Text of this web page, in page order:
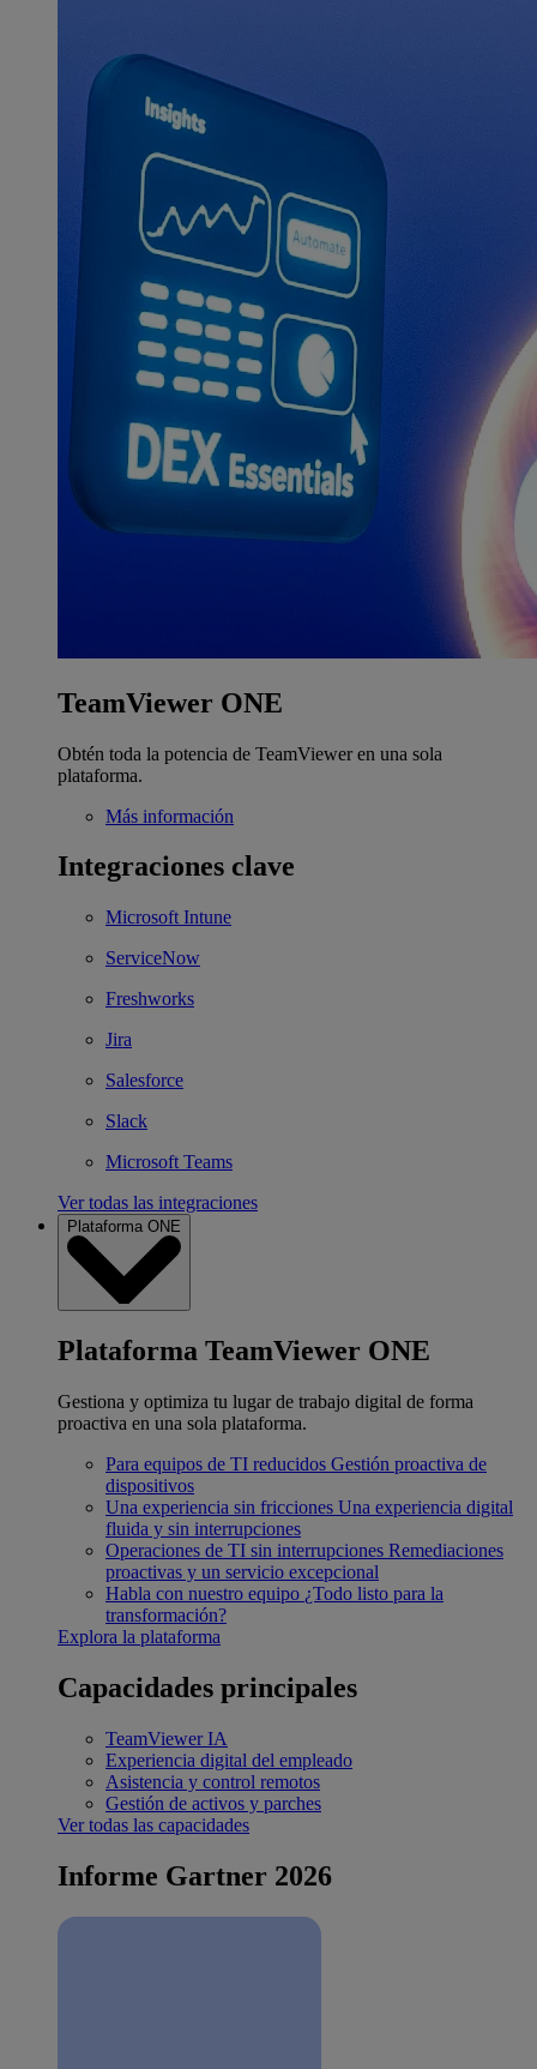
TeamViewer ONE
Obtén toda la potencia de TeamViewer en una sola
plataforma.
Más información
Integraciones clave
Microsoft Intune
ServiceNow
Freshworks
Jira
Salesforce
Slack
Microsoft Teams
Ver todas las integraciones
Plataforma ONE
Plataforma TeamViewer ONE
Gestiona y optimiza tu lugar de trabajo digital de forma
proactiva en una sola plataforma.
Para equipos de TI reducidos Gestión proactiva de
dispositivos
Una experiencia sin fricciones Una experiencia digital
fluida y sin interrupciones
Operaciones de TI sin interrupciones Remediaciones
proactivas y un servicio excepcional
Habla con nuestro equipo ¿Todo listo para la
transformación?
Explora la plataforma
Capacidades principales
TeamViewer IA
Experiencia digital del empleado
Asistencia y control remotos
Gestión de activos y parches
Ver todas las capacidades
Informe Gartner 2026